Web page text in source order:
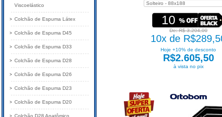
10
De: R$ 3.204,00
10x de
Hoje +10% de desconto
R$2.605,50
à vista no pix
Viscoelástico
Colchão de Espuma Látex
Colchão de Espuma D45
Colchão de Espuma D33
Colchão de Espuma D28
Colchão de Espuma D26
Colchão de Espuma D23
Colchão de Espuma D20
Colchão D28 Anatômico